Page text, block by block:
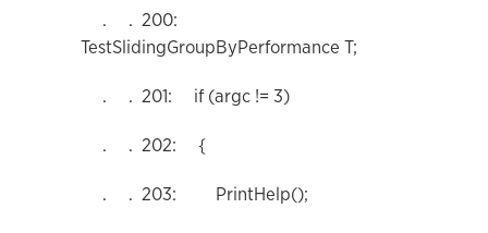
. . 200:
TestSlidingGroupByPerformance T;
. . 201: if (argc != 3)
. . 202: {
. . 203: PrintHelp();